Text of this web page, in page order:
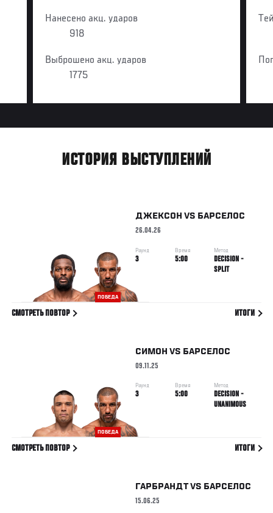
Нанесено акц. ударов
918
Выброшено акц. ударов
1775
ИСТОРИЯ ВЫСТУПЛЕНИЙ
ПОБЕДА
ДЖЕКСОН VS БАРСЕЛОС
26.04.26
Раунд
3
Время
5:00
Метод
DECISION -
SPLIT
СМОТРЕТЬ ПОВТОР ИТОГИ
ПОБЕДА
СИМОН VS БАРСЕЛОС
09.11.25
Раунд
3
Время
5:00
Метод
DECISION -
UNANIMOUS
СМОТРЕТЬ ПОВТОР ИТОГИ
ГАРБРАНДТVS БАРСЕЛОС
15.06.25